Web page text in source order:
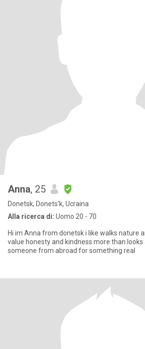
Anna, 25
Donetsk, Donets'k, Ucraina
Alla ricerca di: Uomo 20 - 70
Hi im Anna from donetsk i like walks nature
value honesty and kindness more than
someone from abroad for something real